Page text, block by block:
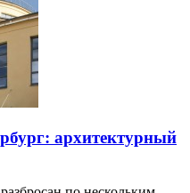
архитектурный